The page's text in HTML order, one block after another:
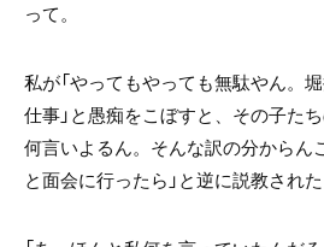
って。
私が「やってもやっても無駄やん。
仕事」と愚痴をこぼすと、その子た
何言いよるん。そんな訳の分からん
と面会に行ったら」と逆に説教された